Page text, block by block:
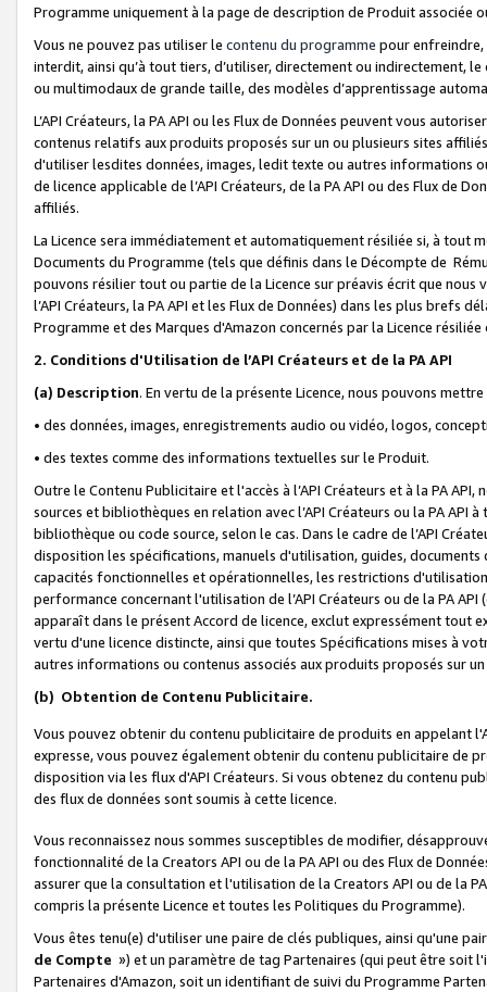
Programme uniquement à la page de description de Produit associée
Vous ne pouvez pas utiliser le contenu du programme pour
interdit, ainsi qu’à tout tiers, d’utiliser, directement ou indirectement,
ou multimodaux de grande taille, des modèles d’apprentissage
L’API Créateurs, la PA API ou les Flux de Données peuvent vous
contenus relatifs aux produits proposés sur un ou plusieurs sites
d'utiliser lesdites données, images, ledit texte ou autres informations
de licence applicable de l’API Créateurs, de la PA API ou des Flux de
affiliés.
La Licence sera immédiatement et automatiquement résiliée si, à
Documents du Programme (tels que définis dans le Décompte de
pouvons résilier tout ou partie de la Licence sur préavis écrit que
l’API Créateurs, la PA API et les Flux de Données) dans les plus
Programme et des Marques d'Amazon concernés par la Licence
2. Conditions d'Utilisation de l’API Créateurs et de la PA API
(a) Description. En vertu de la présente Licence, nous pouvons
• des données, images, enregistrements audio ou vidéo, logos,
• des textes comme des informations textuelles sur le Produit.
Outre le Contenu Publicitaire et l'accès à l’API Créateurs et à la PA
sources et bibliothèques en relation avec l’API Créateurs ou la PA
bibliothèque ou code source, selon le cas. Dans le cadre de l’API
disposition les spécifications, manuels d'utilisation, guides,
capacités fonctionnelles et opérationnelles, les restrictions
performance concernant l'utilisation de l’API Créateurs ou de la PA
apparaît dans le présent Accord de licence, exclut expressément tout
vertu d'une licence distincte, ainsi que toutes Spécifications mises à
autres informations ou contenus associés aux produits proposés sur
(b) Obtention de Contenu Publicitaire.
Vous pouvez obtenir du contenu publicitaire de produits en appelant
expresse, vous pouvez également obtenir du contenu publicitaire de
disposition via les flux d'API Créateurs. Si vous obtenez du contenu
des flux de données sont soumis à cette licence.
Vous reconnaissez nous sommes susceptibles de modifier,
fonctionnalité de la Creators API ou de la PA API ou des Flux de
assurer que la consultation et l'utilisation de la Creators API ou de la
compris la présente Licence et toutes les Politiques du Programme).
Vous êtes tenu(e) d'utiliser une paire de clés publiques, ainsi qu'une
de Compte ») et un paramètre de tag Partenaires (qui peut être soit
Partenaires d'Amazon, soit un identifiant de suivi du Programme